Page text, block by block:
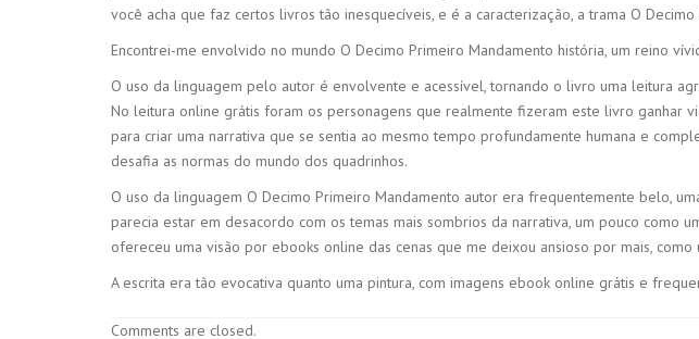
você acha que faz certos livros tão inesquecíveis, e é a caracterização, a trama O
Encontrei-me envolvido no mundo O Decimo Primeiro Mandamento história, um reino
O uso da linguagem pelo autor é envolvente e acessível, tornando o livro uma leitura
No leitura online grátis foram os personagens que realmente fizeram este livro ganhar
para criar uma narrativa que se sentia ao mesmo tempo profundamente humana e
desafia as normas do mundo dos quadrinhos.
O uso da linguagem O Decimo Primeiro Mandamento autor era frequentemente belo,
parecia estar em desacordo com os temas mais sombrios da narrativa, um pouco
ofereceu uma visão por ebooks online das cenas que me deixou ansioso por mais,
A escrita era tão evocativa quanto uma pintura, com imagens ebook online grátis e
Comments are closed.